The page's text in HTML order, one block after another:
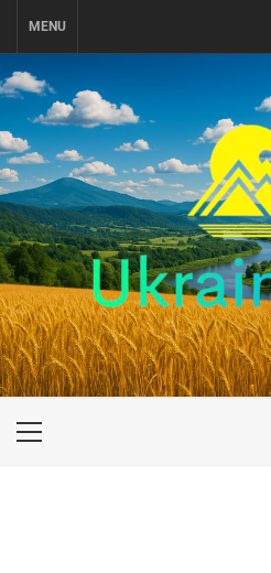
MENU
UKRAINE-IS
ПУТЕШЕСТВИЕ ПО
Primary